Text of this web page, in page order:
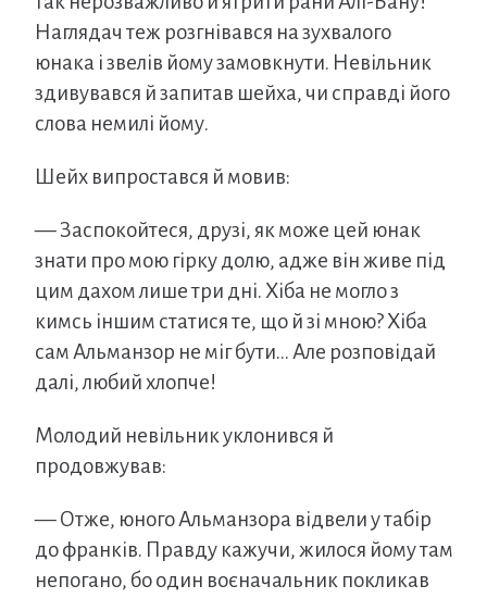
Наглядач теж розгнівався на зухвалого
юнака і звелів йому замовкнути. Невільник
здивувався й запитав шейха, чи справді його
слова немилі йому.
Шейх випростався й мовив:
— Заспокойтеся, друзі, як може цей юнак
знати про мою гірку долю, адже він живе під
цим дахом лише три дні. Хіба не могло з
кимсь іншим статися те, що й зі мною? Хіба
сам Альманзор не міг бути… Але розповідай
далі, любий хлопче!
Молодий невільник уклонився й
продовжував:
— Отже, юного Альманзора відвели у табір
до франків. Правду кажучи, жилося йому там
непогано, бо один воєначальник покликав